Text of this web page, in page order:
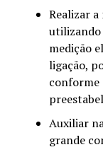
Realizar
utilizando
medição
ligação,
conforme
Auxiliar
grande